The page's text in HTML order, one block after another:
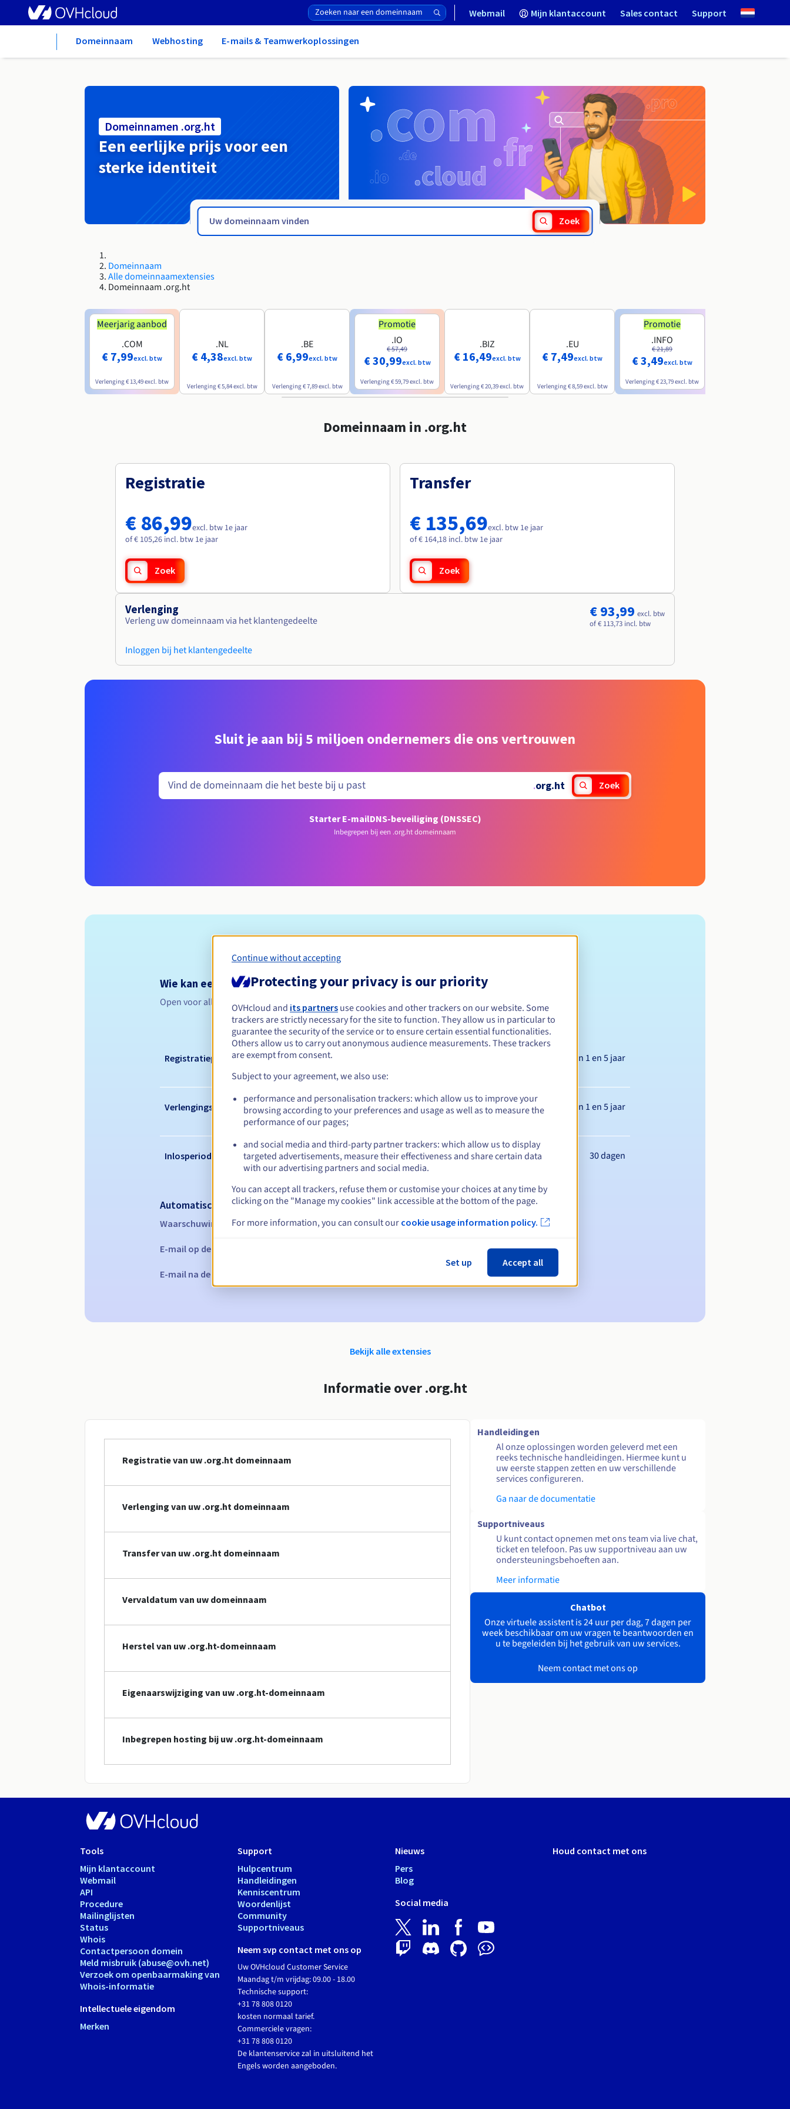
Webmail Mijn klantaccount Sales contact Support
Domeinnaam Webhosting E-mails & Teamwerkoplossingen
Domeinnamen .org.ht
Een eerlijke prijs voor een
sterke identiteit
Zoek
Domeinnaam
Alle domeinnaamextensies
Domeinnaam .org.ht
Meerjarig aanbod
.COM
€ 7,99excl. btw
Verlenging € 13,49excl. btw
.NL
€ 4,38excl. btw
Verlenging € 5,84excl. btw
.BE
€ 6,99excl. btw
Verlenging € 7,89excl. btw
Promotie
.IO
€ 57,49
€ 30,99excl. btw
Verlenging € 59,79excl. btw
.BIZ
€ 16,49excl. btw
Verlenging € 20,39excl. btw
.EU
€ 7,49excl. btw
Verlenging € 8,59excl. btw
Promotie
.INFO
€ 21,89
€ 3,49excl. btw
Verlenging € 23,79excl. btw
Domeinnaam in .org.ht
Registratie
€ 86,99excl. btw 1e jaar
of € 105,26 incl. btw 1e jaar
Zoek
Transfer
€ 135,69excl. btw 1e jaar
of € 164,18 incl. btw 1e jaar
Zoek
Verlenging
Verleng uw domeinnaam via het klantengedeelte
Inloggen bij het klantengedeelte
€ 93,99 excl. btw
of € 113,73 incl. btw
Sluit je aan bij 5 miljoen ondernemers die ons vertrouwen
.org.ht Zoek
Starter E-mailDNS-beveiliging (DNSSEC)
Inbegrepen bij een .org.ht domeinnaam
Toelatingsvoorwaarden
Wie kan een .org.ht registreren?
Open voor alle natuurlijke of rechtspersonen, zonder geografische beperking.
Beheerregels en meldingen
Registratieperiode Tussen 1 en 5 jaar
Verlengingsperiode Tussen 1 en 5 jaar
Inlosperiode 30 dagen
Automatische meldingen:
Waarschuwings-e-mails:60, 30, 15, 7 en 3 dagen vóór de vervaldatum
E-mail op de vervaldatum
E-mail na de Redemption Grace Period om de verwijdering van de domeinnaam te melden
Bekijk alle extensies
Informatie over .org.ht
Registratie van uw .org.ht domeinnaam
Verlenging van uw .org.ht domeinnaam
Transfer van uw .org.ht domeinnaam
Vervaldatum van uw domeinnaam
Herstel van uw .org.ht-domeinnaam
Eigenaarswijziging van uw .org.ht-domeinnaam
Inbegrepen hosting bij uw .org.ht-domeinnaam
Handleidingen
Al onze oplossingen worden geleverd met een
reeks technische handleidingen. Hiermee kunt u
uw eerste stappen zetten en uw verschillende
services configureren.
Ga naar de documentatie
Supportniveaus
U kunt contact opnemen met ons team via live chat,
ticket en telefoon. Pas uw supportniveau aan uw
ondersteuningsbehoeften aan.
Meer informatie
Chatbot
Onze virtuele assistent is 24 uur per dag, 7 dagen per
week beschikbaar om uw vragen te beantwoorden en
u te begeleiden bij het gebruik van uw services.
Neem contact met ons op
Tools
Mijn klantaccount
Webmail
API
Procedure
Mailinglijsten
Status
Whois
Contactpersoon domein
Meld misbruik (abuse@ovh.net)
Verzoek om openbaarmaking van
Whois-informatie
Intellectuele eigendom
Merken
Support
Hulpcentrum
Handleidingen
Kenniscentrum
Woordenlijst
Community
Supportniveaus
Neem svp contact met ons op
Uw OVHcloud Customer Service
Maandag t/m vrijdag: 09.00 - 18.00
Technische support:
+31 78 808 0120
kosten normaal tarief.
Commerciele vragen:
+31 78 808 0120
De klantenservice zal in uitsluitend het
Engels worden aangeboden.
Nieuws
Pers
Blog
Social media
Houd contact met ons
Continue without accepting
Protecting your privacy is our priority
OVHcloud and its partners use cookies and other trackers on our website. Some
trackers are strictly necessary for the site to function. They allow us in particular to
guarantee the security of the service or to ensure certain essential functionalities.
Others allow us to carry out anonymous audience measurements. These trackers
are exempt from consent.
Subject to your agreement, we also use:
performance and personalisation trackers: which allow us to improve your
browsing according to your preferences and usage as well as to measure the
performance of our pages;
and social media and third-party partner trackers: which allow us to display
targeted advertisements, measure their effectiveness and share certain data
with our advertising partners and social media.
You can accept all trackers, refuse them or customise your choices at any time by
clicking on the "Manage my cookies" link accessible at the bottom of the page.
For more information, you can consult our cookie usage information policy.
Set up Accept all